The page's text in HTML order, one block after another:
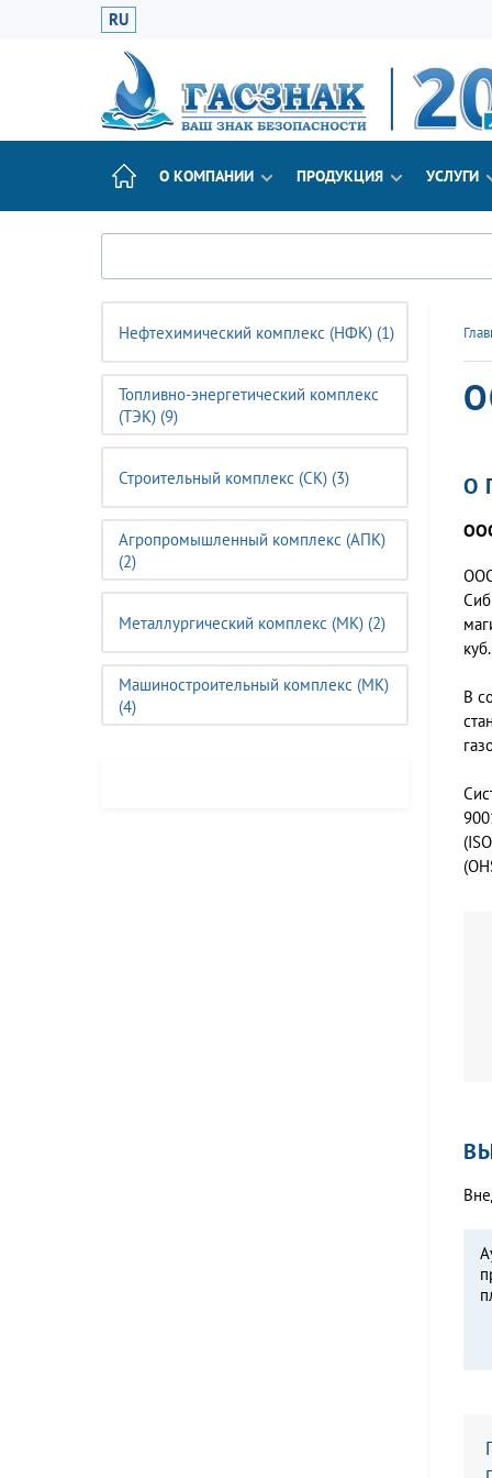
RU
О КОМПАНИИ ПРОДУКЦИЯ УСЛУГИ
Нефтехимический комплекс (НФК) (1)
Топливно-энергетический комплекс
(ТЭК) (9)
Строительный комплекс (CK) (3)
Агропромышленный комплекс (АПК)
(2)
Металлургический комплекс (МК) (2)
Машиностроительный комплекс (MК)
(4)
О
В